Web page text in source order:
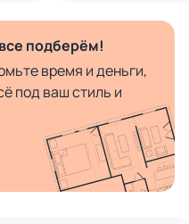
подберём!
время и деньги,
под ваш стиль и